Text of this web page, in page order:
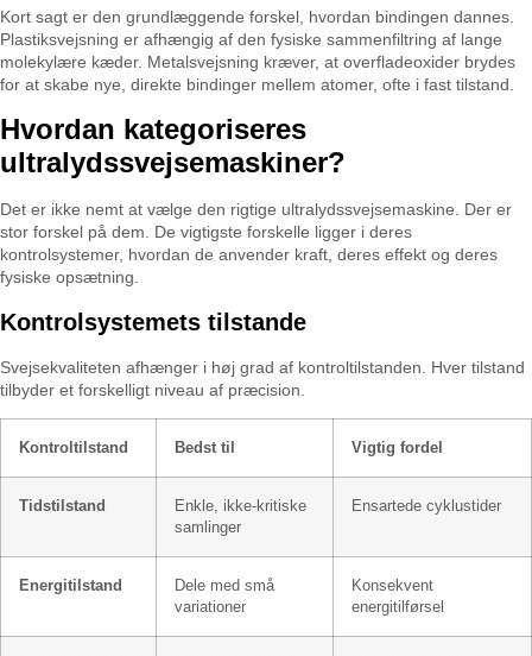
Kort sagt er den grundlæggende forskel, hvordan bindingen dannes.
Plastiksvejsning er afhængig af den fysiske sammenfiltring af lange
molekylære kæder. Metalsvejsning kræver, at overfladeoxider brydes
for at skabe nye, direkte bindinger mellem atomer, ofte i fast tilstand.
Hvordan kategoriseres
ultralydssvejsemaskiner?
Det er ikke nemt at vælge den rigtige ultralydssvejsemaskine. Der er
stor forskel på dem. De vigtigste forskelle ligger i deres
kontrolsystemer, hvordan de anvender kraft, deres effekt og deres
fysiske opsætning.
Kontrolsystemets tilstande
Svejsekvaliteten afhænger i høj grad af kontroltilstanden. Hver tilstand
tilbyder et forskelligt niveau af præcision.
Kontroltilstand Bedst til Vigtig fordel
Tidstilstand
Enkle, ikke-kritiske
samlinger
Ensartede cyklustider
Energitilstand
Dele med små
variationer
Konsekvent
energitilførsel